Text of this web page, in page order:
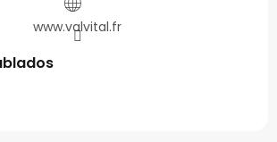
www.valvital.fr